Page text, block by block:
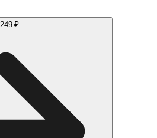
249 ₽